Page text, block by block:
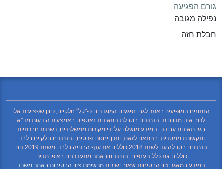
גורם הפגיעה
נפילה מגובה
חבלת חזה
הנתונים המופיעים באתר לגבי נפגעים המוגדרים כ-"קל" חלקיים, כיוון שפציעות אלו
לרוב אינן מדווחות. הנתונים בטבלת התאונות נאספים באמצעות הודעות מד"א
בגין תאונות עבודה. המידע מושלם על ידי מקורות ממשלתיים, רשתות חברתיות
ותקשורת ממסדית. בהתאם לזאת, יתכן ויחסרו פרטים, והנתונים חלקיים בלבד.
הנתונים בטבלה עד לשנת 2018 כוללים את ענף הבנייה בלבד. משנת 2019 הם
כוללים את כלל הענפים. הנתונים באתר מתעדכנים באופן תדיר.
המידע במאגר צווי הבטיחות שאוב ישירותמרשימת צווי הבטיחות באתר משרד